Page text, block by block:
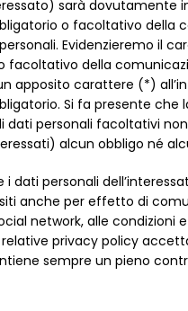
sarà dovutamente
o facoltativo della
Evidenzieremo il
facoltativo della
apposito carattere (*)
Si fa presente che
dati personali facoltativi
alcun obbligo né
i dati personali
anche per effetto di
network, alle condizioni
privacy policy
sempre un pieno